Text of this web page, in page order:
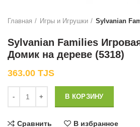
Главная Игры и Игрушки Sylvanian
Sylvanian Families
Домик на дереве (5318)
363.00 TJS
В КОРЗИНУ
Сравнить В избранное